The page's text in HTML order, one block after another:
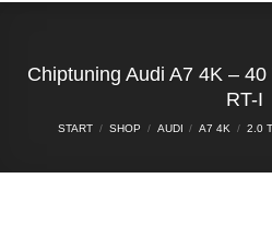
Chiptuning Audi A7 4K –
RT-I
START / SHOP / AUDI / A7 4K / 2.0